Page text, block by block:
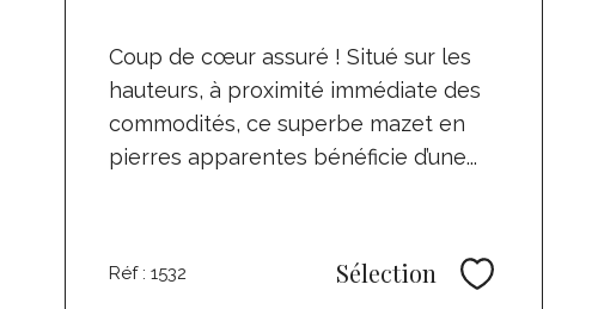
Coup de cœur assuré ! Situé sur les
hauteurs, à proximité immédiate des
commodités, ce superbe mazet en
pierres apparentes bénéficie d’une...
Réf : 1532 Sélection Sélectionner